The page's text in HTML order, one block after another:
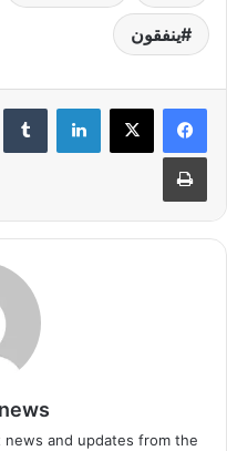
ينفقون
لينكدإن
طباعة
news and updates from the